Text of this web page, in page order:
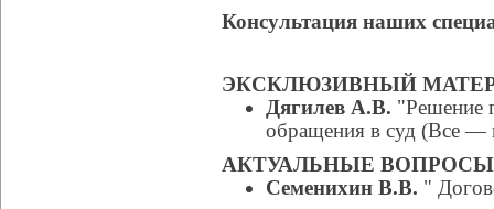
Консультация наших
ЭКСКЛЮЗИВНЫЙ
Дягилев А.В. "Решение
обращения в суд (Все —
АКТУАЛЬНЫЕ
Семенихин В.В. "